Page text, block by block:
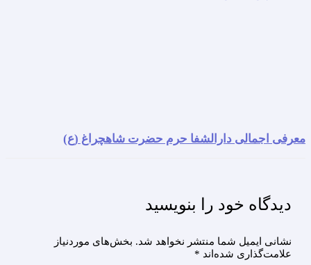
معرفی اجمالی دارالشفا حرم حضرت شاهچراغ (ع)
دیدگاه‌ خود را بنویسید
نشانی ایمیل شما منتشر نخواهد شد. بخش‌های موردنیاز
علامت‌گذاری شده‌اند *